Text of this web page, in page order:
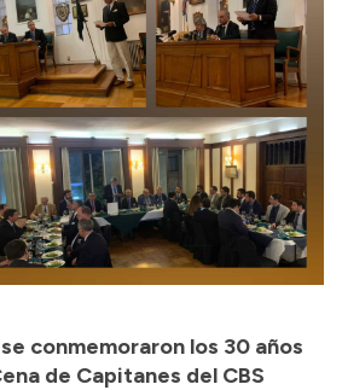
se conmemoraron los 30 años
de Capitanes del CBS